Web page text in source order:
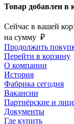
Товар добавлен в
Сейчас в вашей
на сумму ₽
Продолжить
Перейти в корзину
О компании
История
Фабрика сегодня
Вакансии
Партнёрские и
Документы
Где купить